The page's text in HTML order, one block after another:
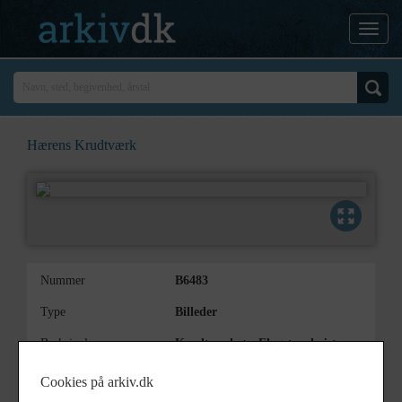
Hærens Krudtværk
Nummer B6483
Type Billeder
Beskrivelse
Krudtværket - Flaget er hejst,
Cookies på arkiv.dk